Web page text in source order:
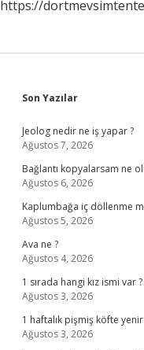
https://
Sidebar
Son Yazılar
Jeolog nedir ne iş yapar ?
Ağustos 7, 2026
Bağlantı kopyalarsam ne
Ağustos 6, 2026
Kaplumbağa iç döllenme
Ağustos 5, 2026
Ava ne ?
Ağustos 4, 2026
1 sırada hangi kız ismi var ?
Ağustos 3, 2026
1 haftalık pişmiş köfte
Ağustos 3, 2026